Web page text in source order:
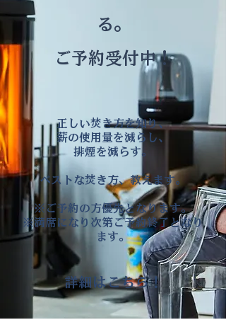
る。
​ご予約受付中！
正しい焚き方を知り、
薪の使用量を減らし、
排煙を減らす。
ベストな焚き方、教えます。
※ご予約の方優先となります。
​※満席になり次第ご予約終了となり
ます。
詳細はこちら！